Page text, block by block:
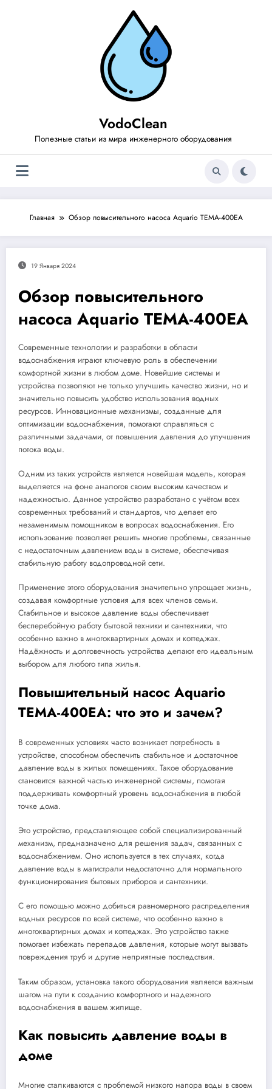
VodoClean
Полезные статьи из мира инженерного оборудования
Главная Обзор повысительного насоса Aquario TEMA-400EA
19 Января 2024
Обзор повысительного
насоса Aquario TEMA-400EA
Современные технологии и разработки в области
водоснабжения играют ключевую роль в обеспечении
комфортной жизни в любом доме. Новейшие системы и
устройства позволяют не только улучшить качество жизни, но и
значительно повысить удобство использования водных
ресурсов. Инновационные механизмы, созданные для
оптимизации водоснабжения, помогают справляться с
различными задачами, от повышения давления до улучшения
потока воды.
Одним из таких устройств является новейшая модель, которая
выделяется на фоне аналогов своим высоким качеством и
надежностью. Данное устройство разработано с учётом всех
современных требований и стандартов, что делает его
незаменимым помощником в вопросах водоснабжения. Его
использование позволяет решить многие проблемы, связанные
с недостаточным давлением воды в системе, обеспечивая
стабильную работу водопроводной сети.
Применение этого оборудования значительно упрощает жизнь,
создавая комфортные условия для всех членов семьи.
Стабильное и высокое давление воды обеспечивает
бесперебойную работу бытовой техники и сантехники, что
особенно важно в многоквартирных домах и коттеджах.
Надёжность и долговечность устройства делают его идеальным
выбором для любого типа жилья.
Повышительный насос Aquario
TEMA-400EA: что это и зачем?
В современных условиях часто возникает потребность в
устройстве, способном обеспечить стабильное и достаточное
давление воды в жилых помещениях. Такое оборудование
становится важной частью инженерной системы, помогая
поддерживать комфортный уровень водоснабжения в любой
точке дома.
Это устройство, представляющее собой специализированный
механизм, предназначено для решения задач, связанных с
водоснабжением. Оно используется в тех случаях, когда
давление воды в магистрали недостаточно для нормального
функционирования бытовых приборов и сантехники.
С его помощью можно добиться равномерного распределения
водных ресурсов по всей системе, что особенно важно в
многоквартирных домах и коттеджах. Это устройство также
помогает избежать перепадов давления, которые могут вызвать
повреждения труб и другие неприятные последствия.
Таким образом, установка такого оборудования является важным
шагом на пути к созданию комфортного и надежного
водоснабжения в вашем жилище.
Как повысить давление воды в
доме
Многие сталкиваются с проблемой низкого напора воды в своем